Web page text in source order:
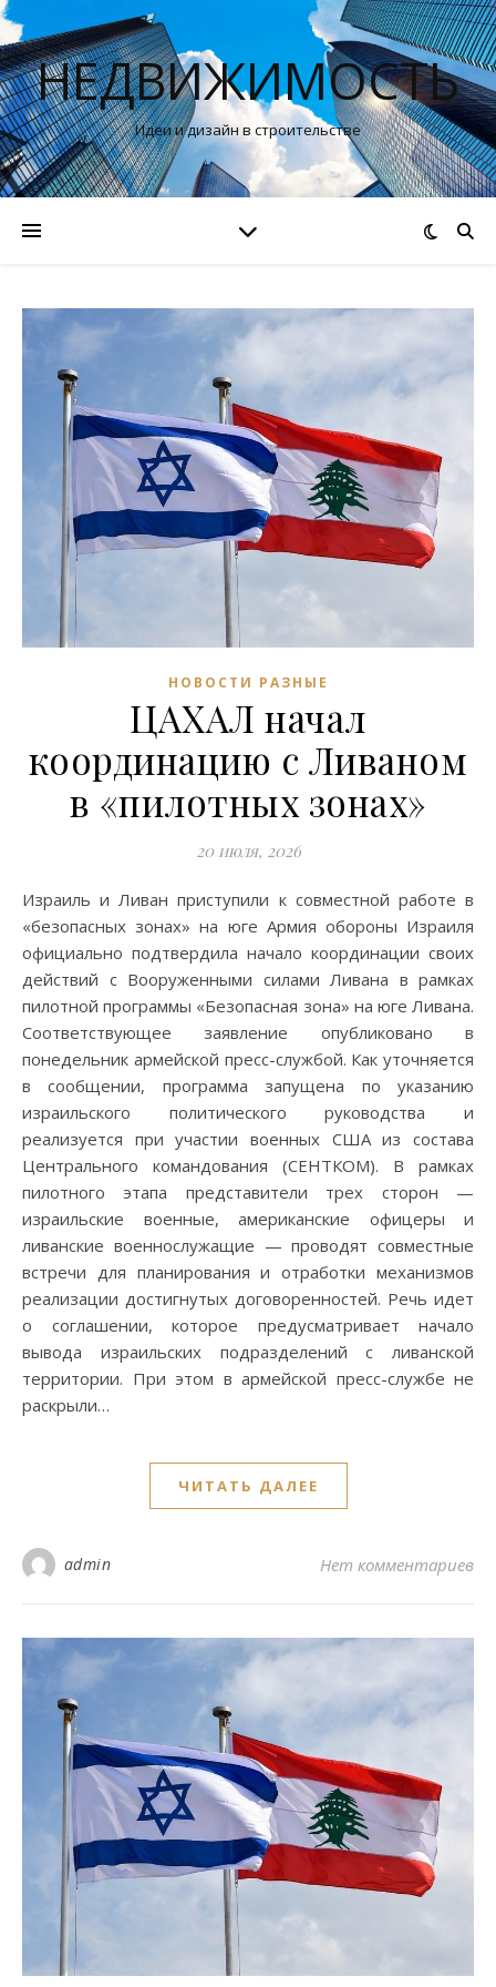
НЕДВИЖИМОСТЬ
Идеи и дизайн в строительстве
НОВОСТИ РАЗНЫЕ
ЦАХАЛ начал
координацию с Ливаном
в «пилотных зонах»
20 июля, 2026
Израиль и Ливан приступили к совместной работе в
«безопасных зонах» на юге Армия обороны Израиля
официально подтвердила начало координации своих
действий с Вооруженными силами Ливана в рамках
пилотной программы «Безопасная зона» на юге Ливана.
Соответствующее заявление опубликовано в
понедельник армейской пресс-службой. Как уточняется
в сообщении, программа запущена по указанию
израильского политического руководства и
реализуется при участии военных США из состава
Центрального командования (СЕНТКОМ). В рамках
пилотного этапа представители трех сторон —
израильские военные, американские офицеры и
ливанские военнослужащие — проводят совместные
встречи для планирования и отработки механизмов
реализации достигнутых договоренностей. Речь идет
о соглашении, которое предусматривает начало
вывода израильских подразделений с ливанской
территории. При этом в армейской пресс-службе не
раскрыли…
ЧИТАТЬ ДАЛЕЕ
admin Нет комментариев